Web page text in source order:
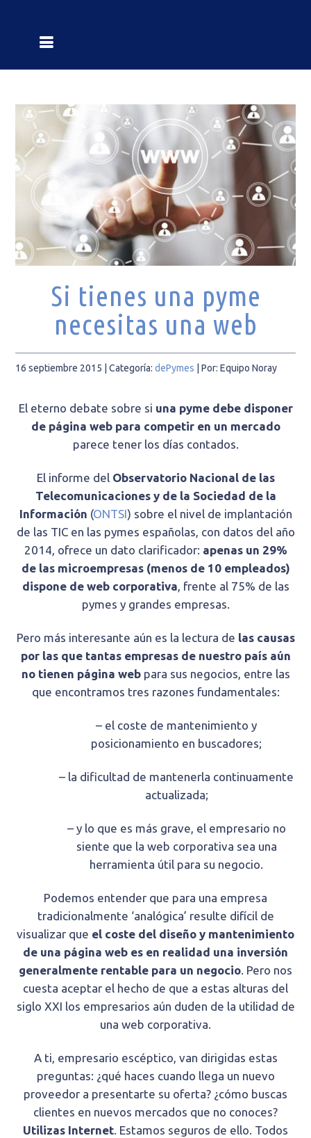
Si tienes una pyme
necesitas una web
16 septiembre 2015 | Categoría:dePymes |Por: Equipo Noray
El eterno debate sobre si una pyme debe disponer
de página web para competir en un mercado
parece tener los días contados.
El informe del Observatorio Nacional de las
Telecomunicaciones y de la Sociedad de la
Información (ONTSI) sobre el nivel de implantación
de las TIC en las pymes españolas, con datos del año
2014, ofrece un dato clarificador: apenas un 29%
de las microempresas (menos de 10 empleados)
dispone de web corporativa, frente al 75% de las
pymes y grandes empresas.
Pero más interesante aún es la lectura de las causas
por las que tantas empresas de nuestro país aún
no tienen página webpara sus negocios, entre las
que encontramos tres razones fundamentales:
– el coste de mantenimiento y
posicionamiento en buscadores;
– la dificultad de mantenerla continuamente
actualizada;
– y lo que es más grave, el empresario no
siente que la web corporativa sea una
herramienta útil para su negocio.
Podemos entender que para una empresa
tradicionalmente ‘analógica’ resulte difícil de
visualizar que el coste del diseño y mantenimiento
de una página web es en realidad una inversión
generalmente rentable para un negocio. Pero nos
cuesta aceptar el hecho de que a estas alturas del
siglo XXI los empresarios aún duden de la utilidad de
una web corporativa.
A ti, empresario escéptico, van dirigidas estas
preguntas: ¿qué haces cuando llega un nuevo
proveedor a presentarte su oferta? ¿cómo buscas
clientes en nuevos mercados que no conoces?
Utilizas Internet. Estamos seguros de ello. Todos